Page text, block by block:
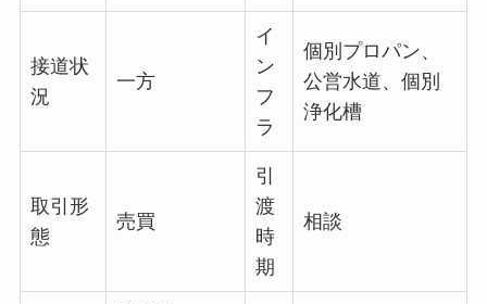
接道状
況
一方
イ
ン
フ
ラ
個別プロパン、
公営水道、個別
浄化槽
取引形
態
売買
引
渡
時
期
相談